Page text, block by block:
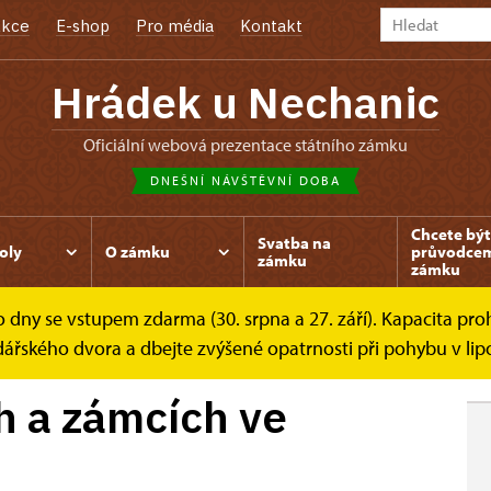
E-shop Pro média Kontakt
Hrádek u Nechanic
oficiální webová prezentace státního zámku
DNEŠNÍ NÁVŠTĚVNÍ DOBA
O zámku
Svatba na
zámku
Chcete být
zámku
dny se vstupem zdarma (30. srpna a 27. září). Kapacita
dvora a dbejte zvýšené opatrnosti při pohybu v
a zámcích ve...
a zámcích ve